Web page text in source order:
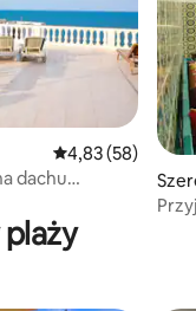
151 Średnia ocena:
4,83 (58)
dachu